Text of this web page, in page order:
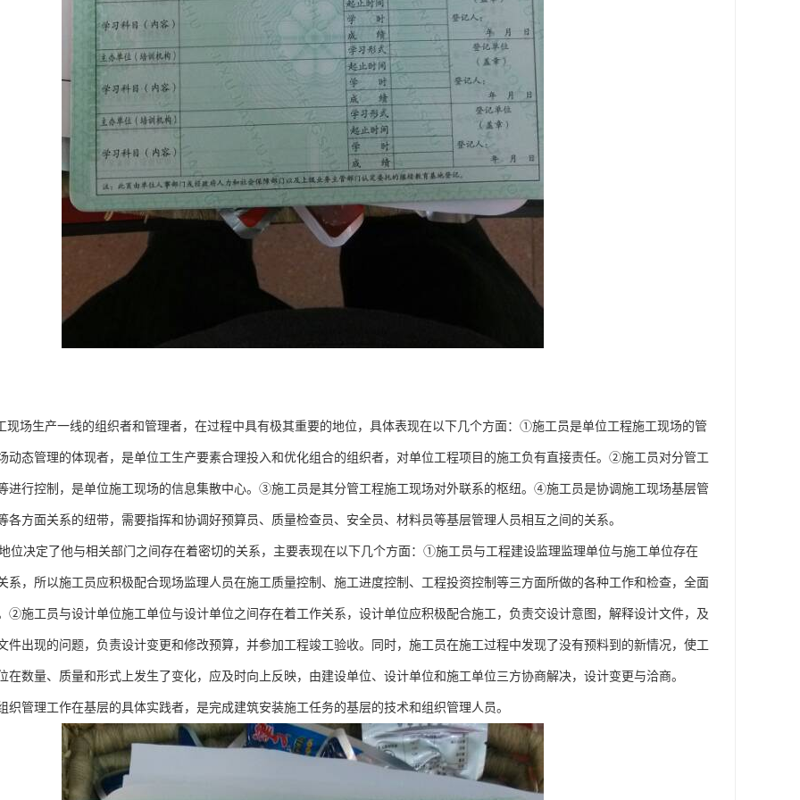
场生产一线的组织者和管理者，在过程中具有极其重要的地位，具体表现在以下几个方面：①施工员是单位工程施工现场的管
动态管理的体现者，是单位工生产要素合理投入和优化组合的组织者，对单位工程项目的施工负有直接责任。②施工员对分管工
进行控制，是单位施工现场的信息集散中心。③施工员是其分管工程施工现场对外联系的枢纽。④施工员是协调施工现场基层管
各方面关系的纽带，需要指挥和协调好预算员、质量检查员、安全员、材料员等基层管理人员相互之间的关系。
位决定了他与相关部门之间存在着密切的关系，主要表现在以下几个方面：①施工员与工程建设监理监理单位与施工单位存在
系，所以施工员应积极配合现场监理人员在施工质量控制、施工进度控制、工程投资控制等三方面所做的各种工作和检查，全面
②施工员与设计单位施工单位与设计单位之间存在着工作关系，设计单位应积极配合施工，负责交设计意图，解释设计文件，及
件出现的问题，负责设计变更和修改预算，并参加工程竣工验收。同时，施工员在施工过程中发现了没有预料到的新情况，使工
在数量、质量和形式上发生了变化，应及时向上反映，由建设单位、设计单位和施工单位三方协商解决，设计变更与洽商。
织管理工作在基层的具体实践者，是完成建筑安装施工任务的基层的技术和组织管理人员。